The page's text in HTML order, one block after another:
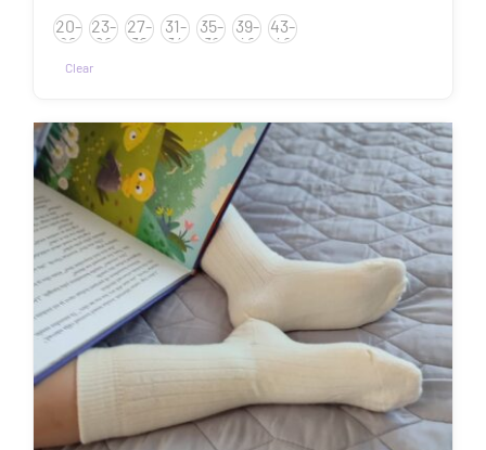
5.85€
kuni
20-
22
23-
26
27-
30
31-
34
35-
38
39-
42
43-
46
Clear
tootel
on
mitu
varianti.
Valikuid
saab
teha
tootelehel.